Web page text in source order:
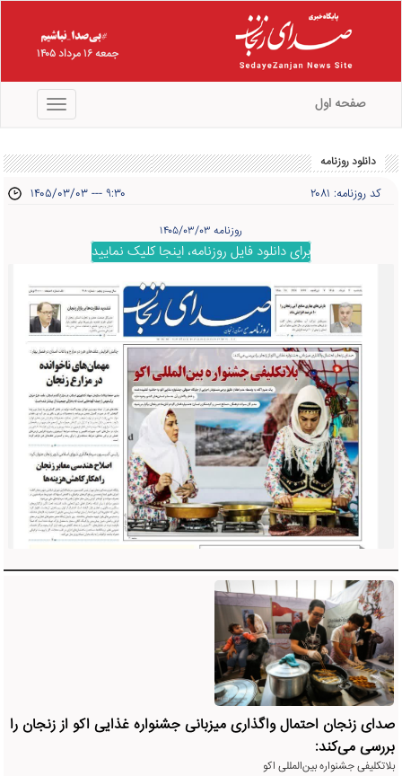
جمعه ۱۶ مرداد ۱۴۰۵
منو صفحه اول
دانلود روزنامه
کد روزنامه: ۲۰۸۱ ۱۴۰۵/۰۳/۰۳ --- ۹:۳۰
روزنامه ۱۴۰۵/۰۳/۰۳
برای دانلود فایل روزنامه، اینجا کلیک نمایید
صدای زنجان احتمال واگذاری میزبانی جشنواره غذایی اکو از زنجان را
بررسی می‌کند:
بلاتکلیفی جشنواره بین‌المللی اکو